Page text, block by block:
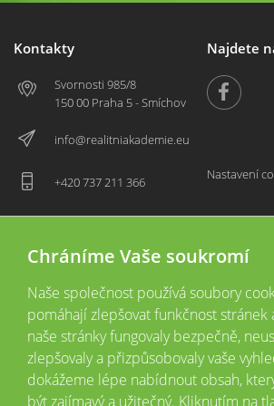
Kontakty
Svornosti 985/8
150 00 Praha 5 - Smíchov
info@realitniakademie.eu
+420 737 211 366
Najdete
Nastavení
2026 © CopyrightVšechna
Tyto webové stránky jsou provozovány společností
Chráníme Vaše soukromí
Naše společnost používá soubory
pomáhají zlepšovat funkčnost stránek
naše stránky fungovaly bezpečně,
zlepšovaly a přizpůsobovaly vaše
dokážeme lépe nabídnout obsah,
být zajímavý a užitečný. Kliknutím na